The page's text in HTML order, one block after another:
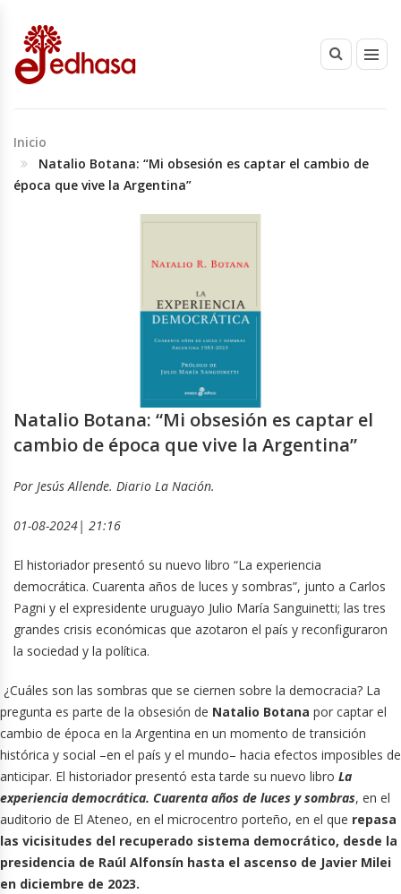
Inicio
Natalio Botana: “Mi obsesión es captar el cambio de
época que vive la Argentina”
Natalio Botana: “Mi obsesión es captar el
cambio de época que vive la Argentina”
Por Jesús Allende. Diario La Nación.
01-08-2024| 21:16
El historiador presentó su nuevo libro “La experiencia
democrática. Cuarenta años de luces y sombras”, junto a Carlos
Pagni y el expresidente uruguayo Julio María Sanguinetti; las tres
grandes crisis económicas que azotaron el país y reconfiguraron
la sociedad y la política.
¿Cuáles son las sombras que se ciernen sobre la democracia? La
pregunta es parte de la obsesión de Natalio Botana por captar el
cambio de época en la Argentina en un momento de transición
histórica y social –en el país y el mundo– hacia efectos imposibles de
anticipar. El historiador presentó esta tarde su nuevo libro La
experiencia democrática. Cuarenta años de luces y sombras, en el
auditorio de El Ateneo, en el microcentro porteño, en el que repasa
las vicisitudes del recuperado sistema democrático, desde la
presidencia de Raúl Alfonsín hasta el ascenso de Javier Milei
en diciembre de 2023.